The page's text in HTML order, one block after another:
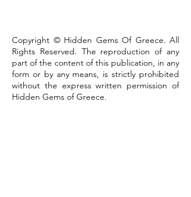
Copyright © Hidden Gems Of Greece. All
Rights Reserved. The reproduction of any
part of the content of this publication, in any
form or by any means, is strictly prohibited
without the express written permission of
Hidden Gems of Greece.